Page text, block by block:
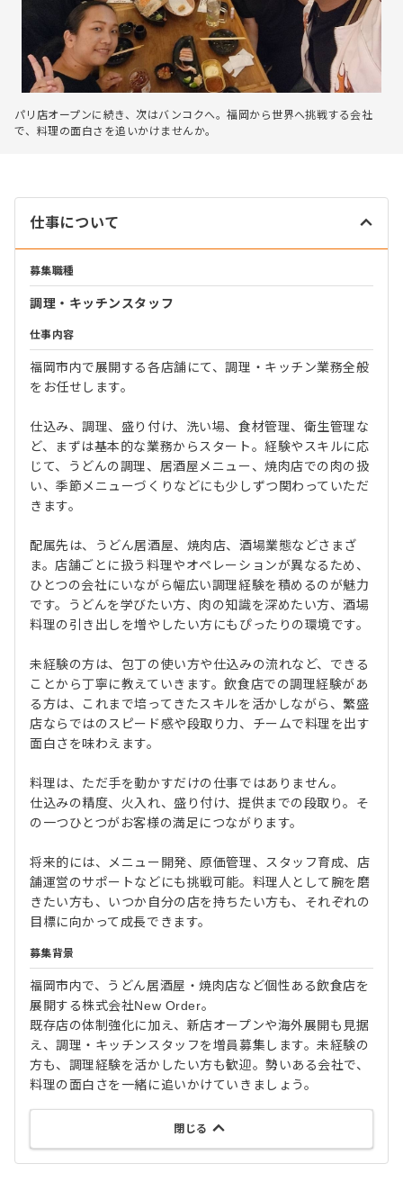
パリ店オープンに続き、次はバンコクへ。福岡から世界へ挑戦する会社
で、料理の面白さを追いかけませんか。
仕事について
募集職種
調理・キッチンスタッフ
仕事内容
福岡市内で展開する各店舗にて、調理・キッチン業務全般
をお任せします。
仕込み、調理、盛り付け、洗い場、食材管理、衛生管理な
ど、まずは基本的な業務からスタート。経験やスキルに応
じて、うどんの調理、居酒屋メニュー、焼肉店での肉の扱
い、季節メニューづくりなどにも少しずつ関わっていただ
きます。
配属先は、うどん居酒屋、焼肉店、酒場業態などさまざ
ま。店舗ごとに扱う料理やオペレーションが異なるため、
ひとつの会社にいながら幅広い調理経験を積めるのが魅力
です。うどんを学びたい方、肉の知識を深めたい方、酒場
料理の引き出しを増やしたい方にもぴったりの環境です。
未経験の方は、包丁の使い方や仕込みの流れなど、できる
ことから丁寧に教えていきます。飲食店での調理経験があ
る方は、これまで培ってきたスキルを活かしながら、繁盛
店ならではのスピード感や段取り力、チームで料理を出す
面白さを味わえます。
料理は、ただ手を動かすだけの仕事ではありません。
仕込みの精度、火入れ、盛り付け、提供までの段取り。そ
の一つひとつがお客様の満足につながります。
将来的には、メニュー開発、原価管理、スタッフ育成、店
舗運営のサポートなどにも挑戦可能。料理人として腕を磨
きたい方も、いつか自分の店を持ちたい方も、それぞれの
目標に向かって成長できます。
募集背景
福岡市内で、うどん居酒屋・焼肉店など個性ある飲食店を
展開する株式会社New Order。
既存店の体制強化に加え、新店オープンや海外展開も見据
え、調理・キッチンスタッフを増員募集します。未経験の
方も、調理経験を活かしたい方も歓迎。勢いある会社で、
料理の面白さを一緒に追いかけていきましょう。
閉じる